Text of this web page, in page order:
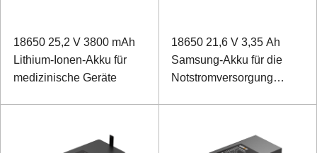
18650 25,2 V 3800 mAh
Lithium-Ionen-Akku für
medizinische Geräte
18650 21,6 V 3,35 Ah
Samsung-Akku für die
Notstromversorgung